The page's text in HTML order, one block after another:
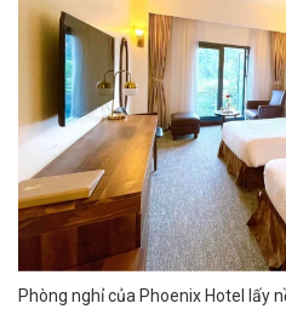
Phòng nghỉ của Phoenix Hotel lấy